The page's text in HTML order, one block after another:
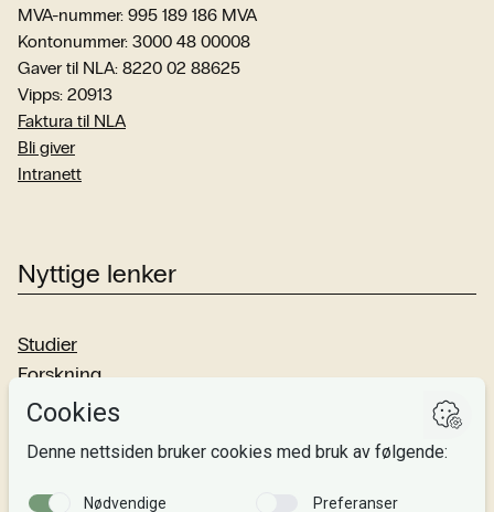
MVA-nummer: 995 189 186 MVA
Kontonummer: 3000 48 00008
Gaver til NLA: 8220 02 88625
Vipps: 20913
Faktura til NLA
Bli giver
Intranett
Nyttige lenker
Studier
Forskning
Om oss
Si fra!